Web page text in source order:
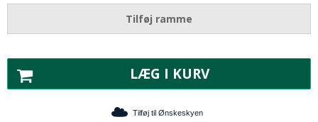
Tilføj ramme
LÆG I KURV
Tilføj til Ønskeskyen